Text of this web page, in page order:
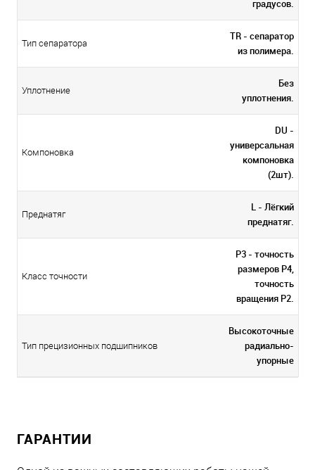
градусов.
Тип сепаратора
TR - сепаратор
из полимера.
Уплотнение
Без
уплотнения.
Компоновка
DU -
универсальная
компоновка
(2шт).
Преднатяг
L - Лёгкий
преднатяг.
Класс точности
P3 - точность
размеров P4,
точность
вращения P2.
Тип прецизионных подшипников
Высокоточные
радиально-
упорные
ГАРАНТИИ